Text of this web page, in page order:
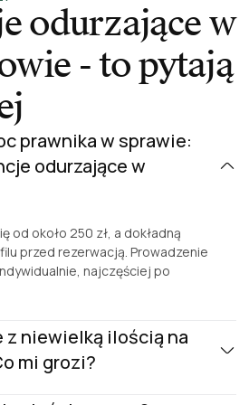
odurzające w
- to pytają
prawnika w sprawie:
odurzające w
od około 250 zł, a dokładną
przed rezerwacją. Prowadzenie
najczęściej po
z niewielką ilością na
mi grozi?